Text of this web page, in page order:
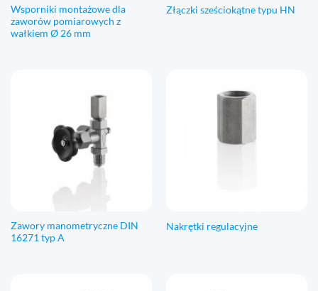
Wsporniki montażowe dla
zaworów pomiarowych z
wałkiem Ø 26 mm
Złączki sześciokątne typu HN
Zawory manometryczne DIN
16271 typ A
Nakrętki regulacyjne